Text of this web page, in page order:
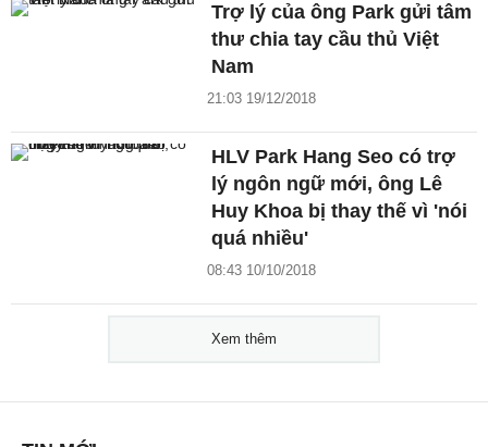
Trợ lý của ông Park gửi tâm
thư chia tay cầu thủ Việt
Nam
21:03 19/12/2018
HLV Park Hang Seo có trợ
lý ngôn ngữ mới, ông Lê
Huy Khoa bị thay thế vì 'nói
quá nhiều'
08:43 10/10/2018
Xem thêm